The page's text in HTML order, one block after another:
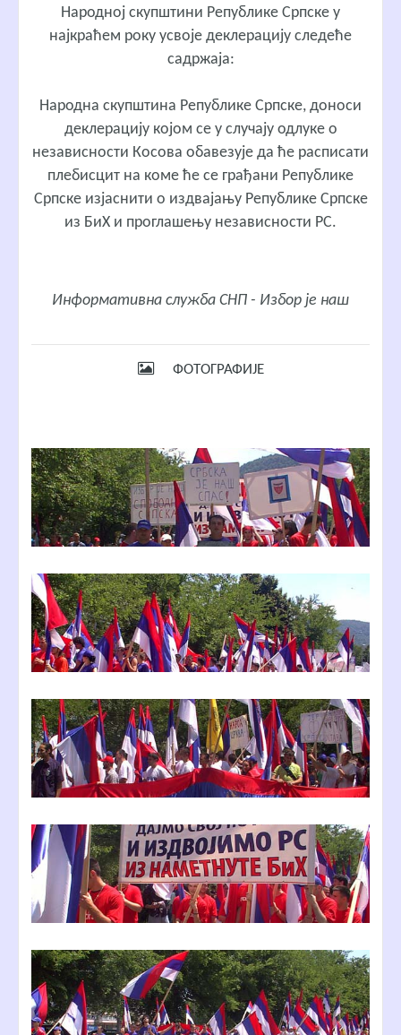
Народној скупштини Републике Српске у
најкраћем року усвоје деклерацију следеће
садржаја:
Народна скупштина Републике Српске, доноси
деклерацију којом се у случају одлуке о
независности Косова обавезује да ће расписати
плебисцит на коме ће се грађани Републике
Српске изјаснити о издвајању Републике Српске
из БиХ и проглашењу независности РС.
Информативна служба СНП - Избор је наш
ФОТОГРАФИЈЕ